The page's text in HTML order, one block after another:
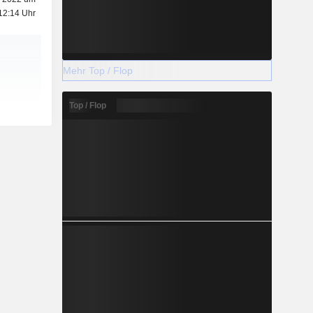
Uhr
Mehr Top / Flop
Top / Flop